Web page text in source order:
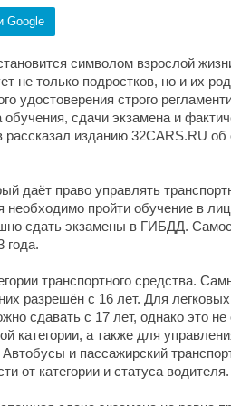
Google
символом взрослой
не только подростков, но и их
удостоверения строго
сдачи экзамена и
изданию 32CARS.RU об
даёт право управлять
необходимо пройти обучение в
сдать экзамены в ГИБДД.
года.
транспортного средства.
разрешён с 16 лет. Для
сдавать с 17 лет, однако это не
категории, а также для
Автобусы и пассажирский
от категории и статуса водителя.